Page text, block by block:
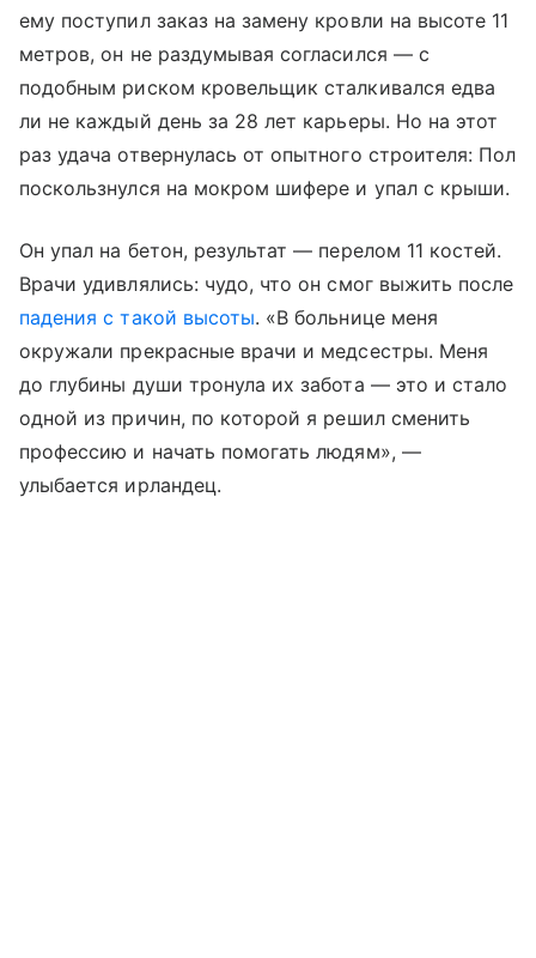
ему поступил заказ на замену кровли на высоте 11
метров, он не раздумывая согласился — с
подобным риском кровельщик сталкивался едва
ли не каждый день за 28 лет карьеры. Но на этот
раз удача отвернулась от опытного строителя: Пол
поскользнулся на мокром шифере и упал с крыши.
Он упал на бетон, результат — перелом 11 костей.
Врачи удивлялись: чудо, что он смог выжить после
падения с такой высоты. «В больнице меня
окружали прекрасные врачи и медсестры. Меня
до глубины души тронула их забота — это и стало
одной из причин, по которой я решил сменить
профессию и начать помогать людям», —
улыбается ирландец.